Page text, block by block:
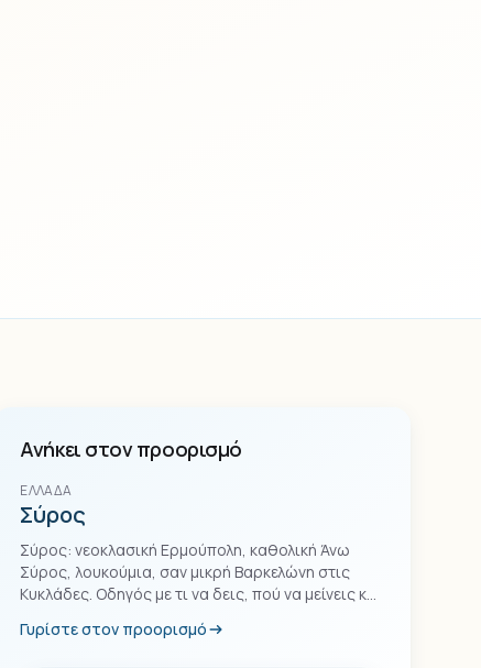
Ανήκει στον προορισμό
ΕΛΛΆΔΑ
Σύρος
Σύρος: νεοκλασική Ερμούπολη, καθολική Άνω
Σύρος, λουκούμια, σαν μικρή Βαρκελώνη στις
Κυκλάδες. Οδηγός με τι να δεις, πού να μείνεις και
Γυρίστε στον προορισμό